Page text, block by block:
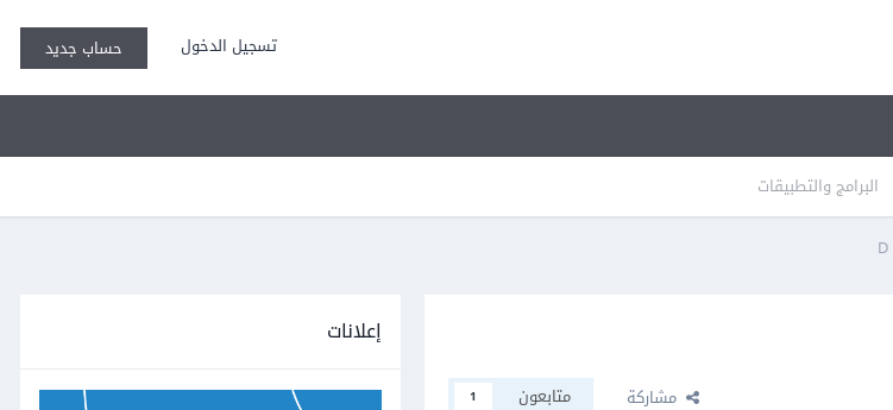
تسجيل الدخول حساب جديد
البرامج والتطبيقات
مشاركة متابعون 1
إعلانات